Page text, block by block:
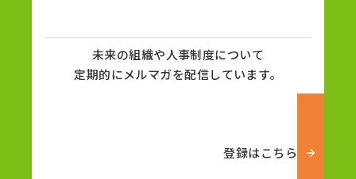
未来の組織や人事制度について
定期的にメルマガを配信しています。
登録はこちら